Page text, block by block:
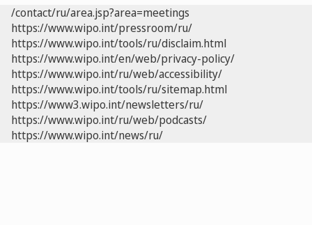
/contact/ru/area.jsp?area=meetings
https://www.wipo.int/pressroom/ru/
https://www.wipo.int/tools/ru/disclaim.html
https://www.wipo.int/en/web/privacy-policy/
https://www.wipo.int/ru/web/accessibility/
https://www.wipo.int/tools/ru/sitemap.html
https://www3.wipo.int/newsletters/ru/
https://www.wipo.int/ru/web/podcasts/
https://www.wipo.int/news/ru/